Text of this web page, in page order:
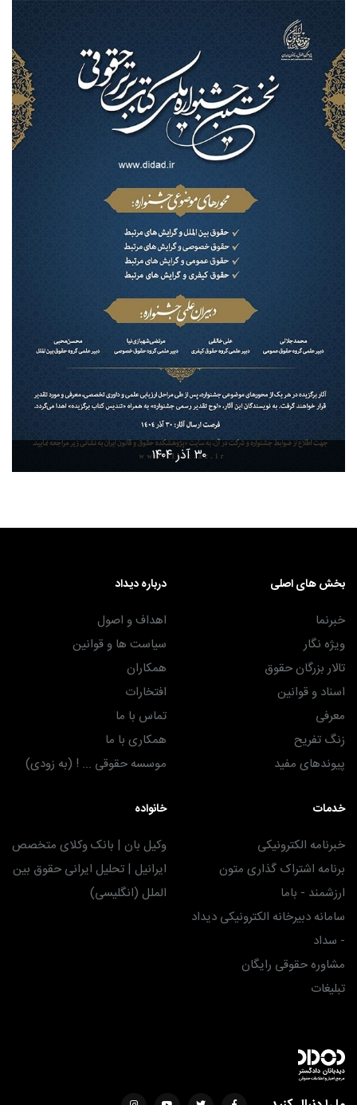
۳۰ آذر ۱۴۰۴
بخش های اصلی
خبرنما
ویژه نگار
تالار بزرگان حقوق
اسناد و قوانین
معرفی
زنگ تفریح
پیوندهای مفید
درباره دیداد
اهداف و اصول
سیاست ها و قوانین
همکاران
افتخارات
تماس با ما
همکاری با ما
موسسه حقوقی ... ! (به زودی)
خدمات
خبرنامه الکترونیکی
برنامه اشتراک گذاری متون
ارزشمند - باما
سامانه دبیرخانه الکترونیکی دیداد
- سداد
مشاوره حقوقی رایگان
تبلیغات
خانواده
وکیل بان | بانک وکلای متخصص
ایرانیل | تحلیل ایرانی حقوق بین
الملل (انگلیسی)